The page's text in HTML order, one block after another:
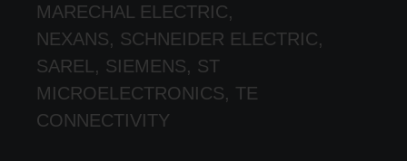
MARECHAL ELECTRIC,
NEXANS, SCHNEIDER ELECTRIC,
SAREL, SIEMENS, ST
MICROELECTRONICS, TE
CONNECTIVITY